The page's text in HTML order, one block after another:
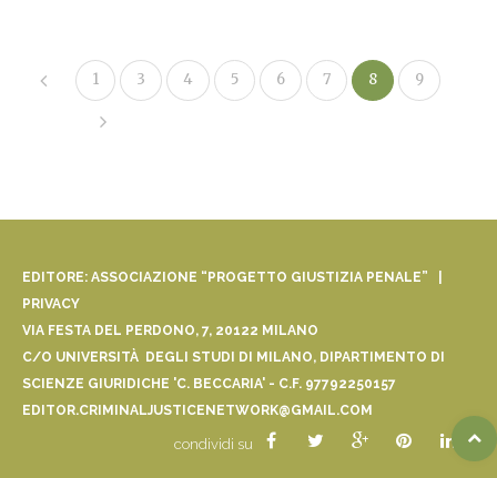
1 3 4 5 6 7 8 9
EDITORE: ASSOCIAZIONE “PROGETTO GIUSTIZIA PENALE” |
PRIVACY
VIA FESTA DEL PERDONO, 7, 20122 MILANO
C/O UNIVERSITÀ DEGLI STUDI DI MILANO, DIPARTIMENTO DI
SCIENZE GIURIDICHE 'C. BECCARIA' - C.F. 97792250157
EDITOR.CRIMINALJUSTICENETWORK@GMAIL.COM
condividi su